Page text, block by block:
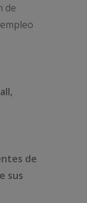
de
de
sus